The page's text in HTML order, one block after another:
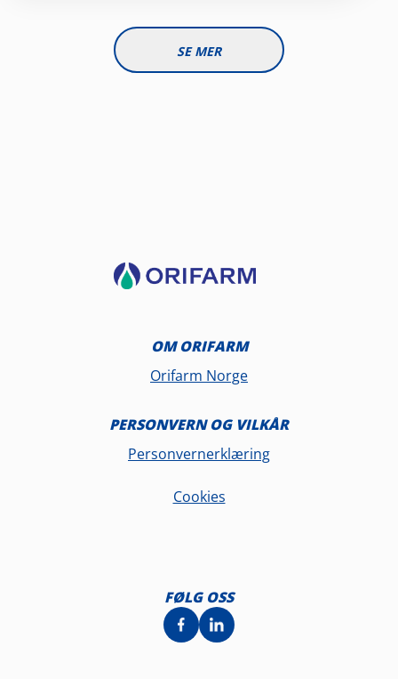
SE MER
OM ORIFARM
Orifarm Norge
PERSONVERN OG VILKÅR
Personvernerklæring
Cookies
FØLG OSS